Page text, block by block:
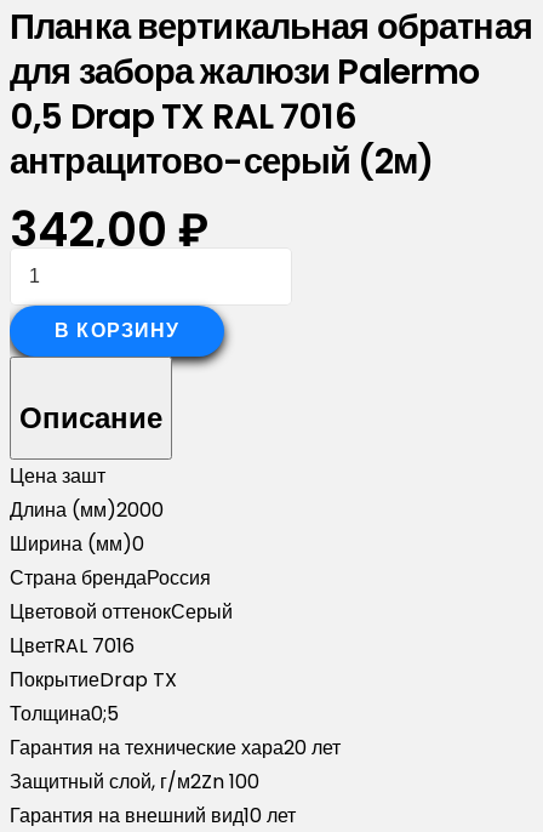
Планка вертикальная обратная
для забора жалюзи Palermo
0,5 Drap TX RAL 7016
антрацитово-серый (2м)
342,00 ₽
Количество
Планка
вертикальная
для
забора
жалюзи
Palermo
0,5
Drap
TX
RAL
7016
антрацитово-
серый
(2м)
В КОРЗИНУ
Описание
Цена зашт
Длина (мм)2000
Ширина (мм)0
Страна брендаРоссия
Цветовой оттенокСерый
ЦветRAL 7016
ПокрытиеDrap TX
Толщина0;5
Гарантия на технические хара20 лет
Защитный слой, г/м2Zn 100
Гарантия на внешний вид10 лет